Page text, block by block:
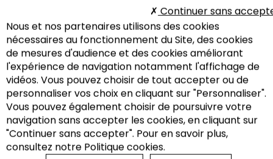
Recherche
Note de l'Adeus n°342
Nous et nos partenaires utilisons des cookies
nécessaires au fonctionnement du Site, des cookies
de mesures d'audience et des cookies améliorant
l'expérience de navigation notamment l'affichage de
vidéos. Vous pouvez choisir de tout accepter ou de
personnaliser vos choix en cliquant sur "Personnaliser".
Vous pouvez également choisir de poursuivre votre
navigation sans accepter les cookies, en cliquant sur
"Continuer sans accepter". Pour en savoir plus,
consultez notre Politique cookies.
Continuer sans